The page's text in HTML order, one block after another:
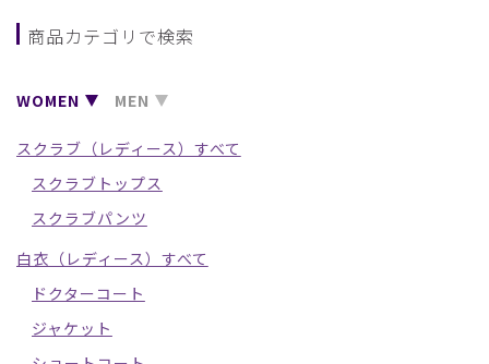
商品カテゴリで検索
WOMEN MEN
スクラブ（レディース）すべて
スクラブトップス
スクラブパンツ
白衣（レディース）すべて
ドクターコート
ジャケット